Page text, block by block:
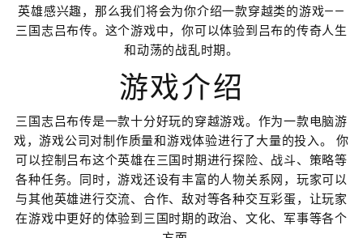
英雄感兴趣，那么我们将会为你介绍一款穿越类的游戏——
三国志吕布传。这个游戏中，你可以体验到吕布的传奇人生
和动荡的战乱时期。
游戏介绍
三国志吕布传是一款十分好玩的穿越游戏。作为一款电脑游
戏，游戏公司对制作质量和游戏体验进行了大量的投入。 你
可以控制吕布这个英雄在三国时期进行探险、战斗、策略等
各种任务。同时，游戏还设有丰富的人物关系网，玩家可以
与其他英雄进行交流、合作、敌对等各种交互彩蛋，让玩家
在游戏中更好的体验到三国时期的政治、文化、军事等各个